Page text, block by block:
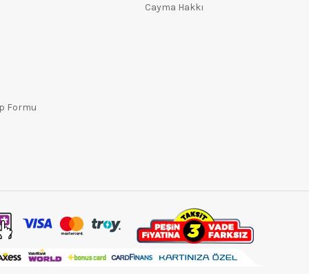
Formu
Cayma Hakkı